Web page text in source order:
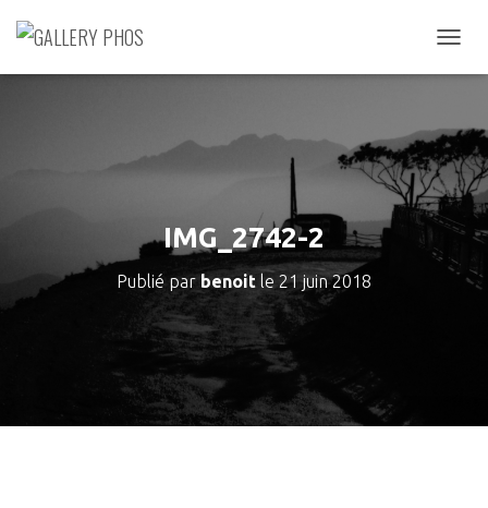
É
I
E
L
A
A
N
IMG_2742-2
Publié par benoit le 21 juin 2018